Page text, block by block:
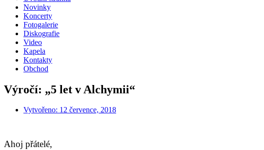
Novinky
Koncerty
Fotogalerie
Diskografie
Video
Kapela
Kontakty
Obchod
Výročí: „5 let v Alchymii“
Vytvořeno: 12 července, 2018
Ahoj přátelé,